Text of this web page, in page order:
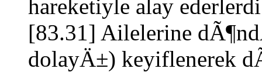
hareketiyle alay
[83.31] Ailelerine
dolayÄ±) keyiflenerek